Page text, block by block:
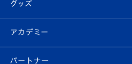
チケット
イベント
メディア
スタッフプロフィール
マスコット紹介
Revive Team
フォトギャラリー
スタジアムグルメ
V-LOVERS（ファンクラブ）
グッズ
オンラインショップ
アカデミー
育成からのお知らせ
パートナー